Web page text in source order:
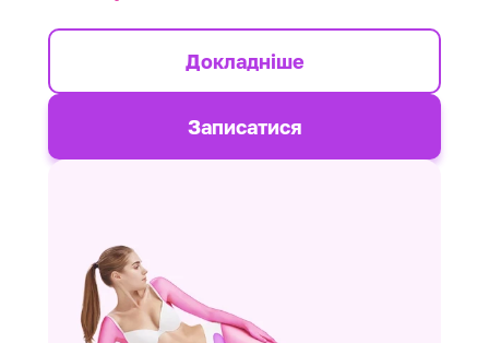
Докладніше
Записатися